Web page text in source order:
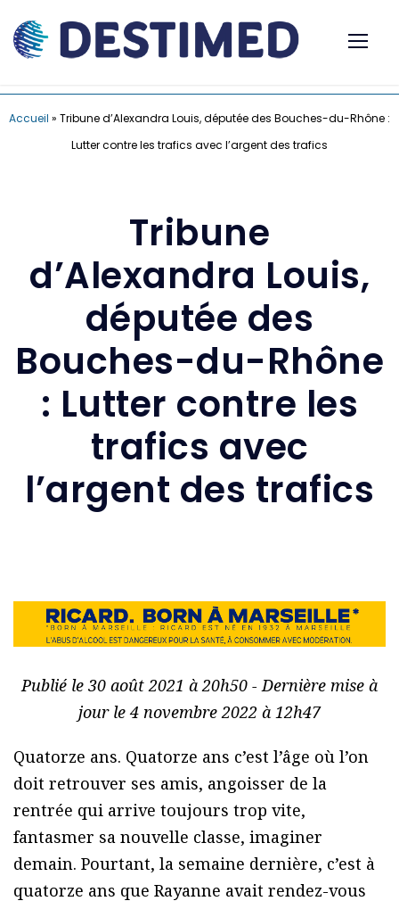
Accueil » Tribune d’Alexandra Louis, députée des Bouches-du-Rhône :
Lutter contre les trafics avec l’argent des trafics
Tribune
d’Alexandra Louis,
députée des
Bouches-du-Rhône
: Lutter contre les
trafics avec
l’argent des trafics
Publié le 30 août 2021 à 20h50 - Dernière mise à
jour le 4 novembre 2022 à 12h47
Quatorze ans. Quatorze ans c’est l’âge où l’on
doit retrouver ses amis, angoisser de la
rentrée qui arrive toujours trop vite,
fantasmer sa nouvelle classe, imaginer
demain. Pourtant, la semaine dernière, c’est à
quatorze ans que Rayanne avait rendez-vous